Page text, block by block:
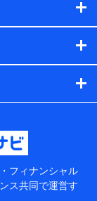
サービス・商
うため
細は次のと
ークタワー
義晃
フィナンシャル
ス共同で運営す